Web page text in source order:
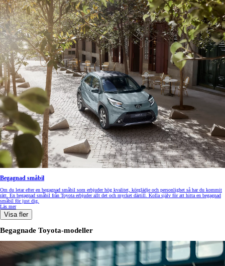
Begagnad småbil
Om du letar efter en begagnad småbil som erbjuder hög kvalitet, körglädje och personlighet så har du kommit
rätt. En begagnad småbil från Toyota erbjuder allt det och mycket därtill. Kolla själv för att hitta en begagnad
småbil för just dig.
Läs mer
Visa fler
Begagnade Toyota-modeller